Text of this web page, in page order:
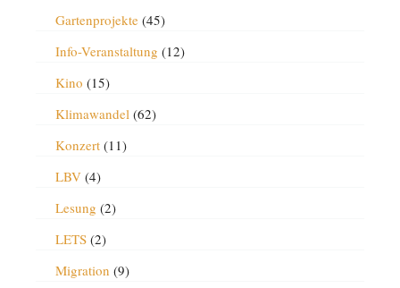
Gartenprojekte(45)
Info-Veranstaltung (12)
Kino (15)
Klimawandel (62)
Konzert(11)
LBV(4)
Lesung (2)
LETS(2)
Migration (9)